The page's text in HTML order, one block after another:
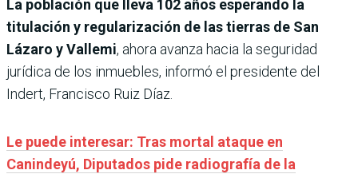
La población que lleva 102 años esperando la
titulación y regularización de las tierras de San
Lázaro y Vallemi, ahora avanza hacia la seguridad
jurídica de los inmuebles, informó el presidente del
Indert, Francisco Ruiz Díaz.
Le puede interesar: Tras mortal ataque en
Canindeyú, Diputados pide radiografía de la